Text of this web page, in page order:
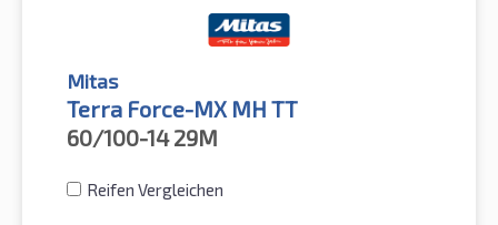
Mitas
Terra Force-MX MH TT
60/100-14 29M
Reifen Vergleichen